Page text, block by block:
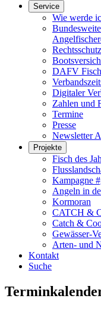
Service
Wie werde
DAFV
Digitaler
Zahlen und
Termine
Presse
Newsletter
Projekte
Fisch des
Kampagne
Angeln in
Kormoran
CATCH &
Catch &
Gewässer-
Arten- und
Kontakt
Suche